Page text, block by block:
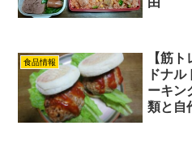
食品情報
【筋
ドナ
ーキン
類と自